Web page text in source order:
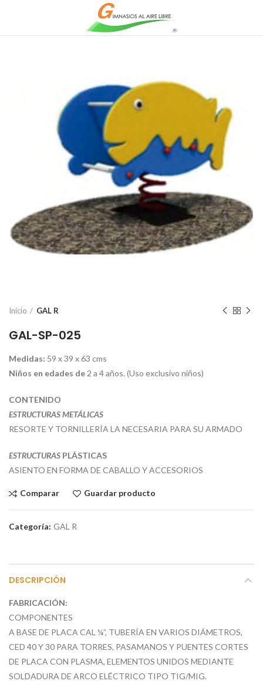
Inicio GAL R
GAL-SP-025
Medidas: 59 x 39 x 63 cms
Niños en edades de 2 a 4 años. (Uso exclusivo niños)
CONTENIDO
ESTRUCTURAS METÁLICAS
RESORTE Y TORNILLERÍA LA NECESARIA PARA SU ARMADO
ESTRUCTURAS PLÁSTICAS
ASIENTO EN FORMA DE CABALLO Y ACCESORIOS
Comparar Guardar producto
Categoría: GAL R
DESCRIPCIÓN
FABRICACIÓN:
COMPONENTES
A BASE DE PLACA CAL ¼”, TUBERÍA EN VARIOS DIÁMETROS,
CED 40 Y 30 PARA TORRES, PASAMANOS Y PUENTES CORTES
DE PLACA CON PLASMA, ELEMENTOS UNIDOS MEDIANTE
SOLDADURA DE ARCO ELÉCTRICO TIPO TIG/MIG.